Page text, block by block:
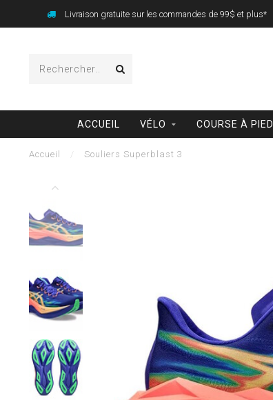
Livraison gratuite sur les commandes de 99$ et plus*
ACCUEIL VÉLO COURSE À PIED
Accueil Souliers Superblast 3